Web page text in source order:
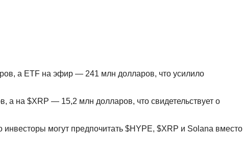
а ETF на эфир — 241 млн долларов, что усилило
а на $XRP — 15,2 млн долларов, что свидетельствует о
инвесторы могут предпочитать $HYPE, $XRP и Solana вместо